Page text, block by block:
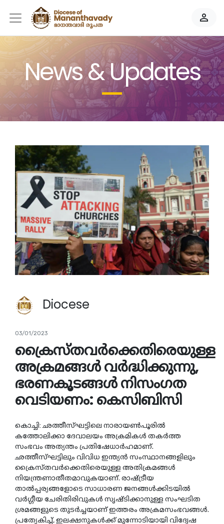
person_outline
News & Updates
Diocese
03/01/2023
ക്രൈസ്തവര്‍ക്കെതിരെയുള്ള
അക്രമങ്ങള്‍ വര്‍ദ്ധിക്കുന്നു,
ഭരണകൂടങ്ങള്‍ നിസംഗത
വെടിയണം: കെസിബിസി
കൊച്ചി: ഛത്തീസ്ഘട്ടിലെ നാരായണ്പൂരില്
കത്തോലിക്കാ ദേവാലയം അക്രമികള് തകര്ത്ത
സംഭവം അത്യന്തം പ്രതിഷേധാര്ഹമാണ്.
ഛത്തീസ്ഘട്ടിലും വിവിധ ഇന്ത്യന് സംസ്ഥാനങ്ങളിലും
ക്രൈസ്തവര്ക്കെതിരെയുള്ള അതിക്രമങ്ങള്
നിയന്ത്രണാതീതമാവുകയാണ്. രാഷ്ട്രീയ
താല്പ്പര്യങ്ങളോടെ സാധാരണ ജനങ്ങള്ക്കിടയില്
വര്ഗ്ഗീയ ചേരിതിരിവുകള് സൃഷ്ടിക്കാനുള്ള സംഘടിത
ശ്രമങ്ങളുടെ തുടര്ച്ചയാണ് ഇത്തരം അക്രമസംഭവങ്ങള്.
പ്രത്യേകിച്ച്, ഇലക്ഷനുകള്ക്ക് മുന്നോടിയായി വിദ്വേഷ